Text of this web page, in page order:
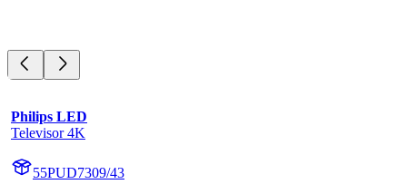
Philips LED
Televisor 4K
55PUD7309/43